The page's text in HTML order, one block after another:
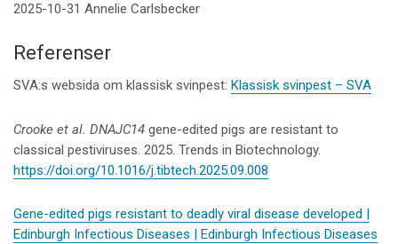
2025-10-31 Annelie Carlsbecker
Referenser
SVA:s websida om klassisk svinpest: Klassisk svinpest – SVA
Crooke et al. DNAJC14gene-edited pigs are resistant to
classical pestiviruses. 2025. Trends in Biotechnology.
https://doi.org/10.1016/j.tibtech.2025.09.008
Gene-edited pigs resistant to deadly viral disease developed |
Edinburgh Infectious Diseases | Edinburgh Infectious Diseases